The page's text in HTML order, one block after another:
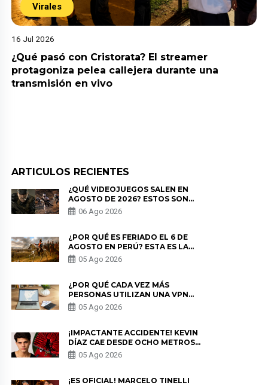
Virales
16 Jul 2026
¿Qué pasó con Cristorata? El streamer
protagoniza pelea callejera durante una
transmisión en vivo
ARTICULOS RECIENTES
¿QUÉ VIDEOJUEGOS SALEN EN
AGOSTO DE 2026? ESTOS SON
LOS ESTRENOS MÁS ESPERADOS
06 Ago 2026
¿POR QUÉ ES FERIADO EL 6 DE
AGOSTO EN PERÚ? ESTA ES LA
HISTORIA
05 Ago 2026
¿POR QUÉ CADA VEZ MÁS
PERSONAS UTILIZAN UNA VPN
PARA PROTEGER SU
PRIVACIDAD?
05 Ago 2026
¡IMPACTANTE ACCIDENTE! KEVIN
DÍAZ CAE DESDE OCHO METROS
EN “ESTO ES GUERRA” Y GENERA
PREOCUPACIÓN
05 Ago 2026
¡ES OFICIAL! MARCELO TINELLI